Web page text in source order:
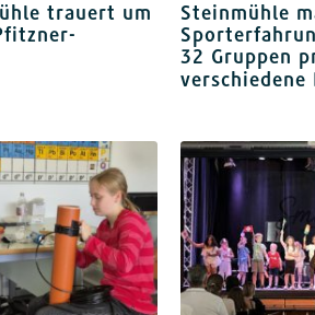
trauert um
Steinmühle
32 Gruppen
verschiedene